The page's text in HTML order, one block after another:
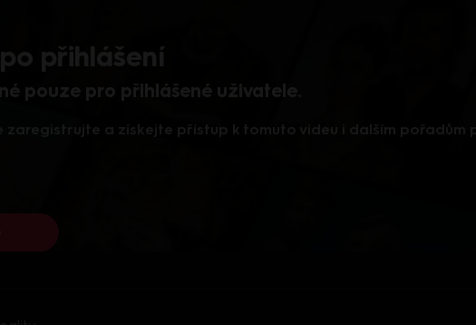
pouze pro přihlášené uživatele.
přihlášení
zaregistrujte a získejte přístup k tomuto videu i dalším pořadům